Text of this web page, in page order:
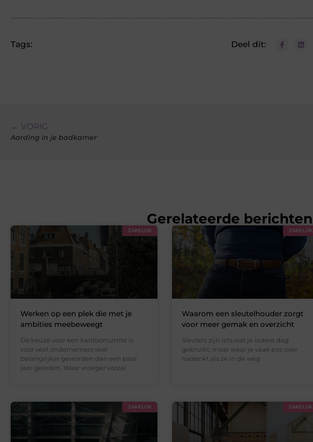
Tags: Deel dit:
← VORIG
Aarding in je badkamer
Gerelateerde berichten
ZAKELIJK
Werken op een plek die met je
ambities meebeweegt
De keuze voor een kantoorruimte is
voor veel ondernemers veel
belangrijker geworden dan een paar
jaar geleden. Waar vroeger vooral
ZAKELIJK
Waarom een sleutelhouder zorgt
voor meer gemak en overzicht
Sleutels zijn iets wat je iedere dag
gebruikt, maar waar je vaak pas over
nadenkt als ze in de weg
ZAKELIJK ZAKELIJK